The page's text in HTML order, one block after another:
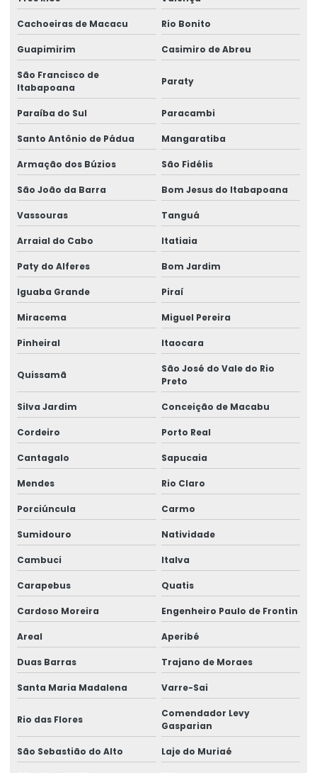
Instalação de barramento blindado
Instalação De Pontes Rolantes Com Segurança
Instalação de nr 12 em pontes rolantes
Inversor de frequência para ponte rolante
Laudo de ponte rolante
Manutenção Corretiva De Pontes Rolantes
Manutenção corretiva de ponte rolante em am
Manutenção corretiva de ponte rolante em sc
Manutenção corretiva em pontes rolantes
Manutenção corretiva em talhas
Manutenção De Pontes Rolantes
Manutenção ponte rolante
Manutenção ponte rolante rio de janeiro
Manutenção ponte rolante santa catarina
Manutenção ponte rolante swf
Manutenção preventiva de ponte rolante em am
Manutenção preventiva ponte rolante araquari
Manutenção preventiva ponte rolante caxias do sul
Manutenção preventiva ponte rolante curitiba
Manutenção preventiva ponte rolante itajaí
Manutenção preventiva ponte rolante jaraguá do sul
Manutenção preventiva ponte rolante joinville
Manutenção preventiva ponte rolante rio do sul
Manutenção preventiva de ponte rolante em rs
Cachoeiras de Macacu Rio Bonito
Guapimirim Casimiro de Abreu
São Francisco de
Itabapoana
Paraty
Paraíba do Sul Paracambi
Santo Antônio de Pádua Mangaratiba
Armação dos Búzios São Fidélis
São João da Barra Bom Jesus do Itabapoana
Vassouras Tanguá
Arraial do Cabo Itatiaia
Paty do Alferes Bom Jardim
Iguaba Grande Piraí
Miracema Miguel Pereira
Pinheiral Itaocara
Quissamã
São José do Vale do Rio
Preto
Silva Jardim Conceição de Macabu
Cordeiro Porto Real
Cantagalo Sapucaia
Mendes Rio Claro
Porciúncula Carmo
Sumidouro Natividade
Cambuci Italva
Carapebus Quatis
Cardoso Moreira Engenheiro Paulo de Frontin
Areal Aperibé
Duas Barras Trajano de Moraes
Santa Maria Madalena Varre-Sai
Rio das Flores
Comendador Levy
Gasparian
São Sebastião do Alto Laje do Muriaé